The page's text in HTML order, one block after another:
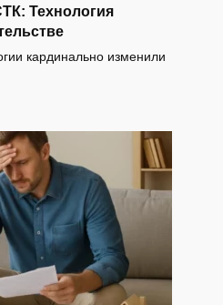
Технология
кардинально изменили